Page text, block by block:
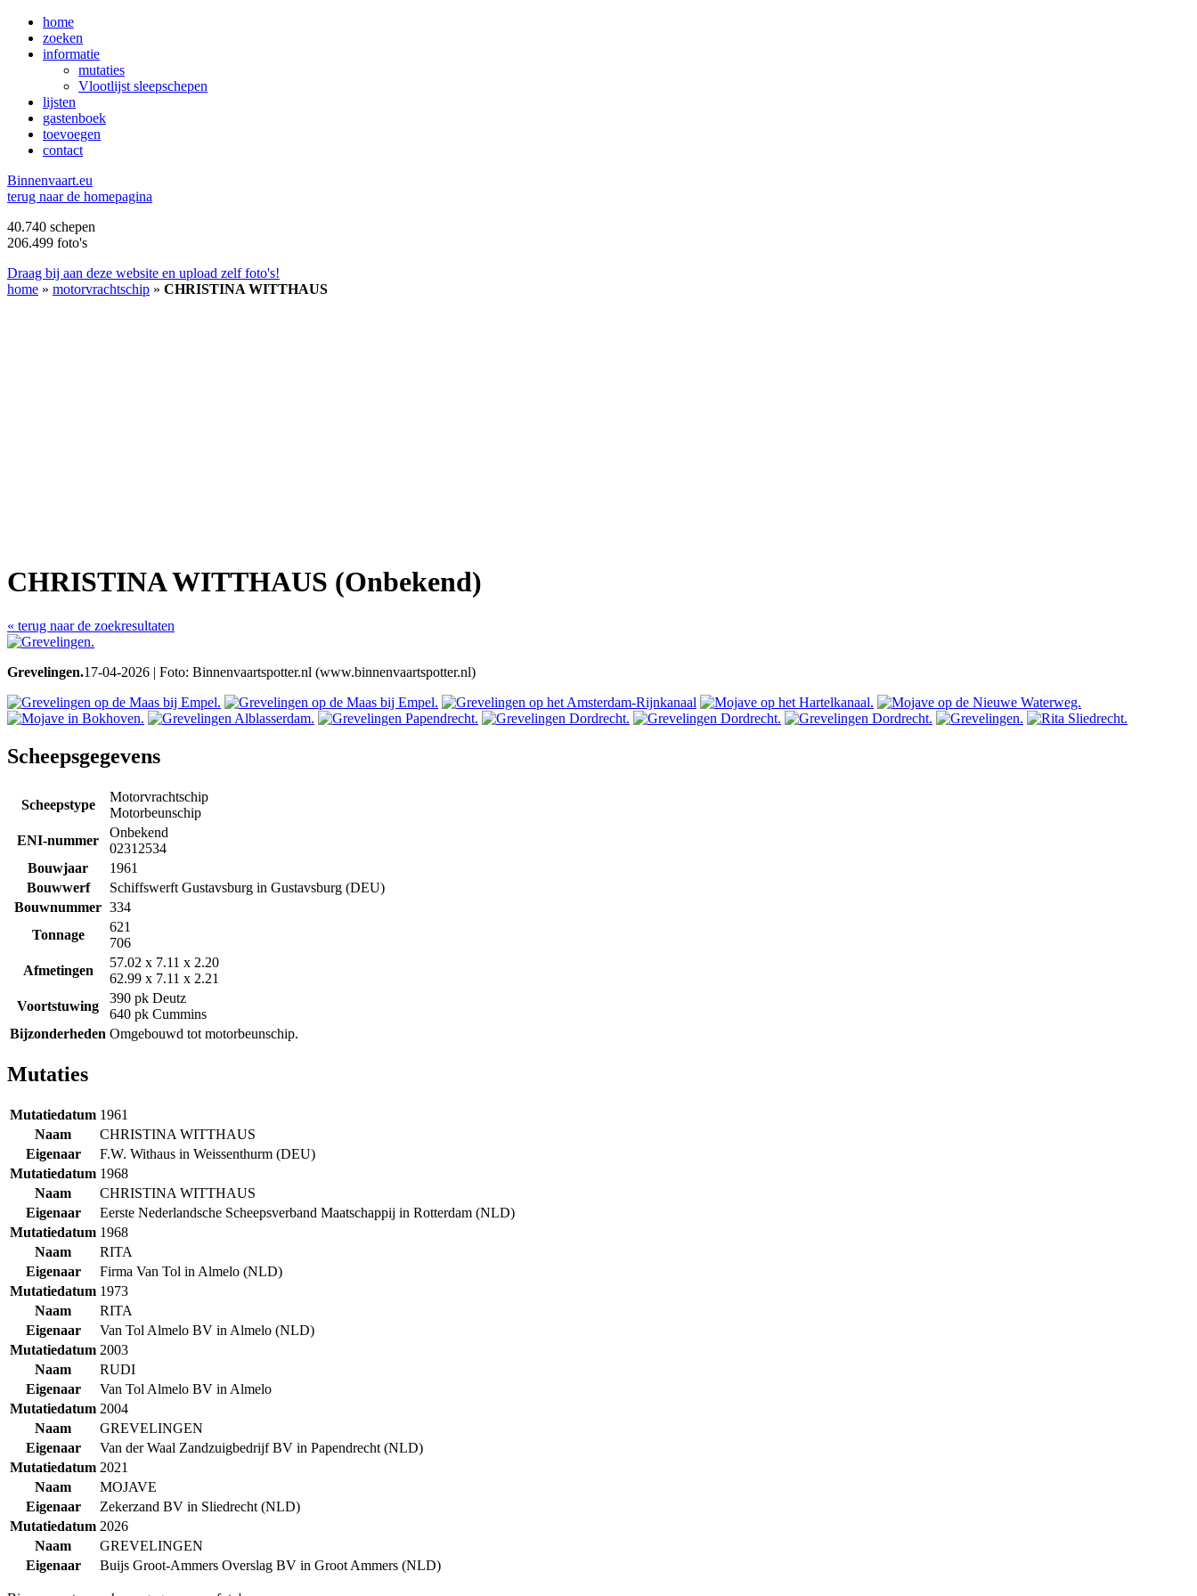
home
zoeken
informatie
mutaties
Vlootlijst sleepschepen
lijsten
gastenboek
toevoegen
contact
Binnenvaart.eu
terug naar de homepagina
40.740 schepen
206.499 foto's
Draag bij aan deze website en upload zelf foto's!
home » motorvrachtschip » CHRISTINA WITTHAUS
CHRISTINA WITTHAUS (Onbekend)
« terug naar de zoekresultaten
Grevelingen.17-04-2026 | Foto: Binnenvaartspotter.nl (www.binnenvaartspotter.nl)
Scheepsgegevens
Scheepstype
Motorvrachtschip
Motorbeunschip
ENI-nummer
Onbekend
02312534
Bouwjaar
1961
Bouwwerf
Schiffswerft Gustavsburg in Gustavsburg (DEU)
Bouwnummer 334
Tonnage
621
706
Afmetingen
57.02 x 7.11 x 2.20
62.99 x 7.11 x 2.21
Voortstuwing
390 pk Deutz
640 pk Cummins
Bijzonderheden Omgebouwd tot motorbeunschip.
Mutaties
Mutatiedatum 1961
Naam
CHRISTINA WITTHAUS
Eigenaar
F.W. Withaus in Weissenthurm (DEU)
Mutatiedatum 1968
Naam
CHRISTINA WITTHAUS
Eigenaar
Eerste Nederlandsche Scheepsverband Maatschappij in Rotterdam (NLD)
Mutatiedatum 1968
Naam
RITA
Eigenaar
Firma Van Tol in Almelo (NLD)
Mutatiedatum 1973
Naam
RITA
Eigenaar
Van Tol Almelo BV in Almelo (NLD)
Mutatiedatum 2003
Naam
RUDI
Eigenaar
Van Tol Almelo BV in Almelo
Mutatiedatum 2004
Naam
GREVELINGEN
Eigenaar
Van der Waal Zandzuigbedrijf BV in Papendrecht (NLD)
Mutatiedatum 2021
Naam
MOJAVE
Eigenaar
Zekerzand BV in Sliedrecht (NLD)
Mutatiedatum 2026
Naam
GREVELINGEN
Eigenaar
Buijs Groot-Ammers Overslag BV in Groot Ammers (NLD)